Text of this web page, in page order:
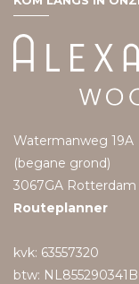
Watermanweg 19A
(begane grond)
3067GA Rotterdam
Routeplanner
kvk: 63557320
btw: